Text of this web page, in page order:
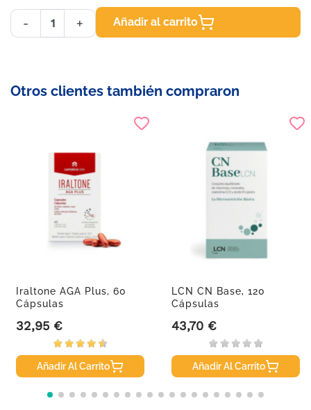
- + Añadir al carrito
Otros clientes también compraron
Iraltone AGA Plus, 60
Cápsulas
Precio
32,95 €
Añadir Al Carrito
LCN CN Base, 120
Cápsulas
Precio
43,70 €
Añadir Al Carrito